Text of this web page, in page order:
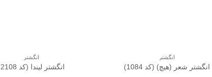
انگشتر
انگشتر شعر (هیچ) (کد 1084)
انگشتر
انگشتر لیندا (کد 2108)